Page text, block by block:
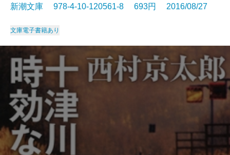
新潮文庫 978-4-10-120561-8 693円 2016/08/27
文庫電子書籍あり